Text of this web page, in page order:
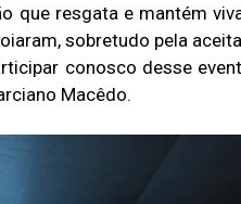
que resgata e mantém
sobretudo pela
conosco desse
Macêdo.